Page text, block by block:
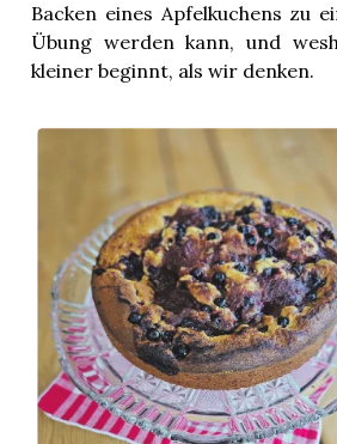
Backen eines Apfelkuchens zu
Übung werden kann, und
kleiner beginnt, als wir denken.